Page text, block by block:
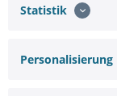
in
lässt sich
Statistik
Personalisierung